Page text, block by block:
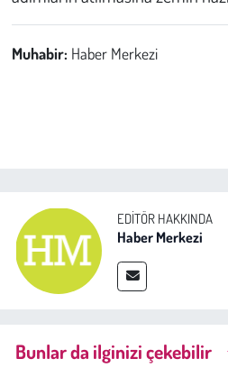
Muhabir: Haber Merkezi
EDITÖR HAKKINDA
Haber Merkezi
Bunlar da ilginizi çekebilir